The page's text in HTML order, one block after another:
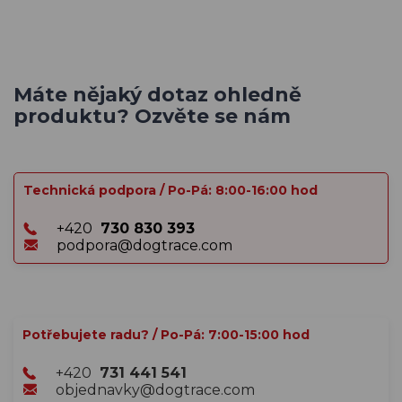
Máte nějaký dotaz ohledně
produktu? Ozvěte se nám
Technická podpora / Po-Pá: 8:00-16:00 hod
+420 730 830 393
podpora@dogtrace.com
Potřebujete radu? / Po-Pá: 7:00-15:00 hod
+420 731 441 541
objednavky@dogtrace.com